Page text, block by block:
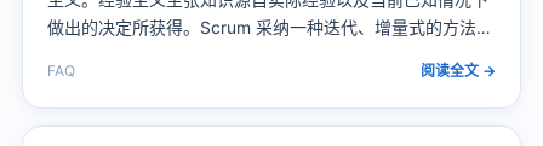
做出的决定所获得。Scrum 采纳一种迭代、增量式的方法来
程控制的三大支柱，支撑起每一个经验过程的实施。 透明
过程中的关键环节对于那些对产出负责的人必须是显而易见
FAQ 阅读全文 →